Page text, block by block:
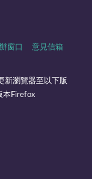
窗口 意見信箱
新瀏覽器至以下版
本Firefox